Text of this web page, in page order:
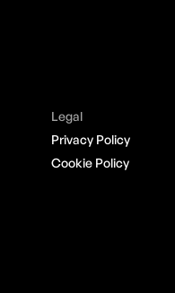
Legal
Privacy Policy
Cookie Policy